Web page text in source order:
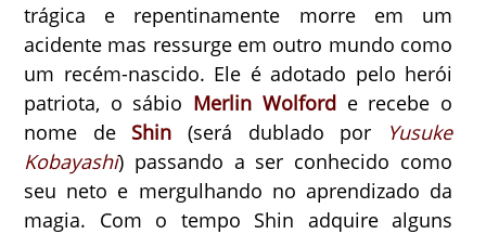
trágica e repentinamente morre em um
acidente mas ressurge em outro mundo como
um recém-nascido. Ele é adotado pelo herói
patriota, o sábio Merlin Wolforde recebe o
nome de Shin (será dublado por
Yusuke
Kobayashi) passando a ser conhecido como
seu neto e mergulhando no aprendizado da
magia. Com o tempo Shin adquire alguns